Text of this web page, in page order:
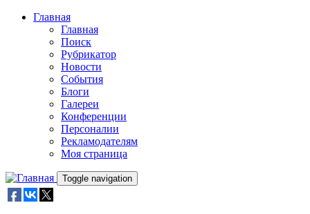
Skip to main content
Главная
Главная
Поиск
Рубрикатор
Новости
События
Блоги
Галереи
Конференции
Персоналии
Рекламодателям
Моя страница
Toggle navigation